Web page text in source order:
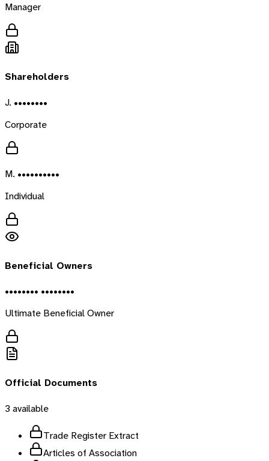
Manager
Shareholders
J. ••••••••
Corporate
M. ••••••••••
Individual
Beneficial Owners
•••••••• ••••••••
Ultimate Beneficial Owner
Official Documents
3 available
Trade Register Extract
Articles of Association